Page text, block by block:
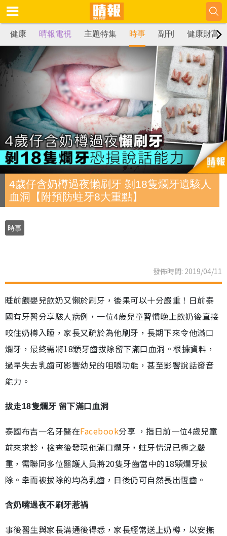
健康 晴報電視 主題特集 時事 副刊 健康財富
4歲仔含奶樽過夜懶刷牙 剝18隻爛牙遺駭人
血洞【附預防蛀牙8大重點】
時事
發佈時間: 2019/04/11
睡前餵嬰兒飲奶又懶於刷牙，後果可以十分嚴重！日前泰
國有牙醫分享駭人病例，一位4歲兒童習慣晚上飲奶後直接
咬住奶樽入睡，家長又疏於為他刷牙，長期下來令他滿口
爛牙，最終需將18顆牙齒拔除留下滿口血洞。根據資料，
過早失去乳齒可影響幼兒的咀嚼功能，甚至影響說話發音
能力。
拔走18隻爛牙 留下滿口血洞
泰國布吉一名牙醫在Facebook分享 ，指日前一位4歲兒童
前來求診，檢查後發現他滿口爛牙，蛀牙情況已極之嚴
重，需聯同多位醫護人員將20隻牙齒當中的18顆爛牙拔
除。幸而被拔除的均為乳齒，日後仍可自然長出恆齒。
含奶嘴過夜不刷牙惹禍
事後醫生與家長溝通後得悉，家長經常送上奶樽，以安撫